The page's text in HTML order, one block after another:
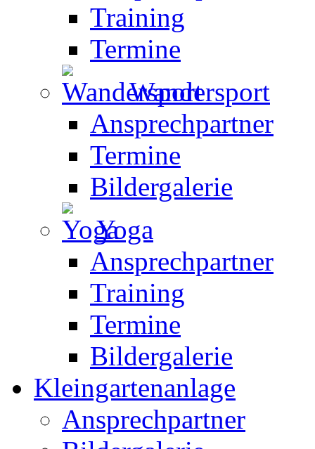
Training
Termine
Wandersport
Ansprechpartner
Termine
Bildergalerie
Yoga
Ansprechpartner
Training
Termine
Bildergalerie
Kleingartenanlage
Ansprechpartner